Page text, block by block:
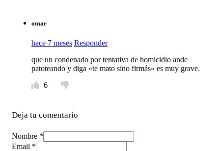
omar
hace 7 meses Responder
que un condenado por tentativa de homicidio ande
patoteando y diga «te mato sino firmás» es muy grave.
6
Deja tu comentario
Nombre *
Email *